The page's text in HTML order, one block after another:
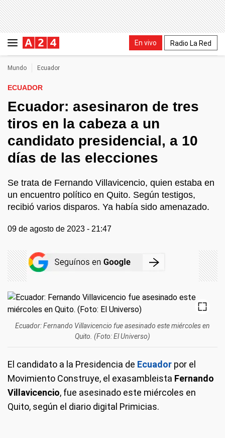
En vivo Radio La Red
Mundo Ecuador
ECUADOR
Ecuador: asesinaron de tres
tiros en la cabeza a un
candidato presidencial, a 10
días de las elecciones
Se trata de Fernando Villavicencio, quien estaba en
un encuentro político en Quito. Según testigos,
recibió varios disparos. Ya había sido amenazado.
09 de agosto de 2023 - 21:47
Ecuador: Fernando Villavicencio fue asesinado este miércoles en
Quito. (Foto: El Universo)
El candidato a la Presidencia de Ecuador por el
Movimiento Construye, el exasambleista Fernando
Villavicencio, fue asesinado este miércoles en
Quito, según el diario digital Primicias.